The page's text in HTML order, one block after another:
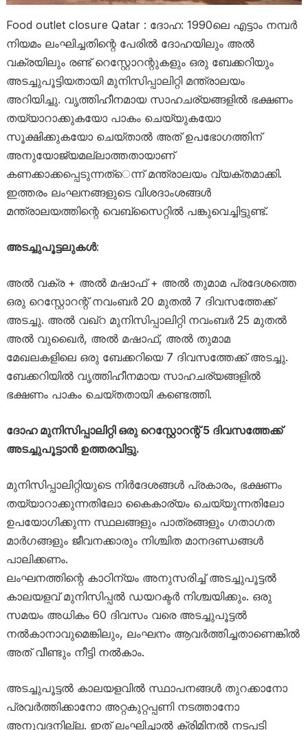
Food outlet closure Qatar : ദോഹ: 1990ലെ എട്ടാം നമ്പർ
നിയമം ലംഘിച്ചതിന്റെ പേരിൽ ദോഹയിലും അൽ
വക്രയിലും രണ്ട് റെസ്റ്റോറന്റുകളും ഒരു ബേക്കറിയും
അടച്ചുപൂട്ടിയതായി മുനിസിപ്പാലിറ്റി മന്ത്രാലയം
അറിയിച്ചു. വൃത്തിഹീനമായ സാഹചര്യങ്ങളിൽ ഭക്ഷണം
തയ്യാറാക്കുകയോ പാകം ചെയ്യുകയോ
സൂക്ഷിക്കുകയോ ചെയ്താൽ അത് ഉപഭോഗത്തിന്
അനുയോജ്യമല്ലാത്തതായാണ്
കണക്കാക്കപ്പെടുന്നത്െന്ന് മന്ത്രാലയം വ്യക്തമാക്കി.
ഇത്തരം ലംഘനങ്ങളുടെ വിശദാംശങ്ങൾ
മന്ത്രാലയത്തിന്റെ വെബ്‌സൈറ്റിൽ പങ്കുവെച്ചിട്ടുണ്ട്.
അടച്ചുപൂട്ടലുകൾ:
അൽ വക്ര + അൽ മഷാഫ് + അൽ തുമാമ പ്രദേശത്തെ
ഒരു റെസ്റ്റോറന്റ് നവംബർ 20 മുതൽ 7 ദിവസത്തേക്ക്
അടച്ചു. അൽ വഖ്‌റ മുനിസിപ്പാലിറ്റി നവംബർ 25 മുതൽ
അൽ വുഖൈർ, അൽ മഷാഫ്, അൽ തുമാമ
മേഖലകളിലെ ഒരു ബേക്കറിയെ 7 ദിവസത്തേക്ക് അടച്ചു.
ബേക്കറിയിൽ വൃത്തിഹീനമായ സാഹചര്യങ്ങളിൽ
ഭക്ഷണം പാകം ചെയ്തതായി കണ്ടെത്തി.
ദോഹ മുനിസിപ്പാലിറ്റി ഒരു റെസ്റ്റോറന്റ് 5 ദിവസത്തേക്ക്
അടച്ചുപൂട്ടാൻ ഉത്തരവിട്ടു.
മുനിസിപ്പാലിറ്റിയുടെ നിർദേശങ്ങൾ പ്രകാരം, ഭക്ഷണം
തയ്യാറാക്കുന്നതിലോ കൈകാര്യം ചെയ്യുന്നതിലോ
ഉപയോഗിക്കുന്ന സ്ഥലങ്ങളും പാത്രങ്ങളും ഗതാഗത
മാർഗങ്ങളും ജീവനക്കാരും നിശ്ചിത മാനദണ്ഡങ്ങൾ
പാലിക്കണം.
ലംഘനത്തിന്റെ കാഠിന്യം അനുസരിച്ച് അടച്ചുപൂട്ടൽ
കാലയളവ് മുനിസിപ്പൽ ഡയറക്ടർ നിശ്ചയിക്കും. ഒരു
സമയം അധികം 60 ദിവസം വരെ അടച്ചുപൂട്ടൽ
നൽകാനാവുമെങ്കിലും, ലംഘനം ആവർത്തിച്ചതാണെങ്കിൽ
അത് വീണ്ടും നീട്ടി നൽകാം.
അടച്ചുപൂട്ടൽ കാലയളവിൽ സ്ഥാപനങ്ങൾ തുറക്കാനോ
പ്രവർത്തിക്കാനോ അറ്റകുറ്റപ്പണി നടത്താനോ
അനുവദനില്ല. ഇത് ലംഘിച്ചാൽ ക്രിമിനൽ നടപടി